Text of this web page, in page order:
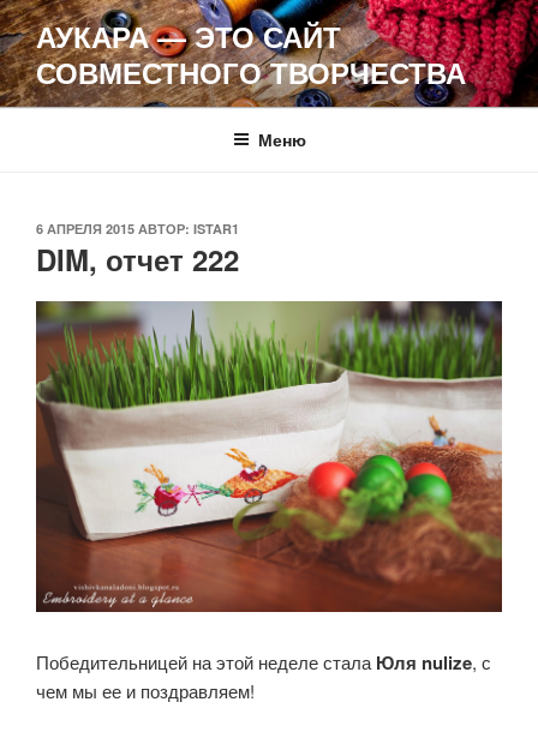
Перейти
к
содержимому
АУКАРА — ЭТО САЙТ
СОВМЕСТНОГО ТВОРЧЕСТВА
Меню
ОПУБЛИКОВАНО
6 АПРЕЛЯ 2015 АВТОР: ISTAR1
DIM, отчет 222
Победительницей на этой неделе стала Юля nulize, с
чем мы ее и поздравляем!